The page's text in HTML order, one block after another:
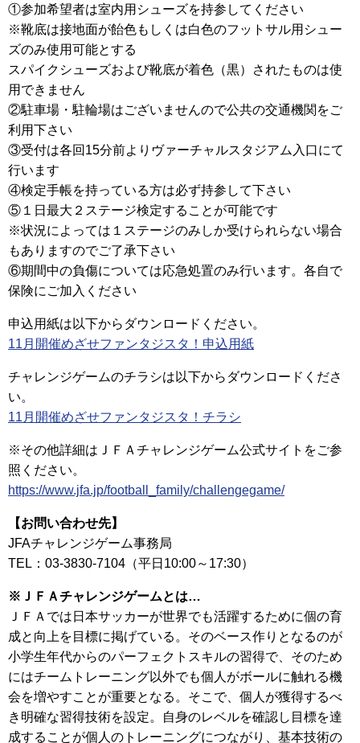
①参加希望者は室内用シューズを持参してください
※靴底は接地面が飴色もしくは白色のフットサル用シュー
ズのみ使用可能とする
スパイクシューズおよび靴底が着色（黒）されたものは使
用できません
②駐車場・駐輪場はございませんので公共の交通機関をご
利用下さい
③受付は各回15分前よりヴァーチャルスタジアム入口にて
行います
④検定手帳を持っている方は必ず持参して下さい
⑤１日最大２ステージ検定することが可能です
※状況によっては１ステージのみしか受けられらない場合
もありますのでご了承下さい
⑥期間中の負傷については応急処置のみ行います。各自で
保険にご加入ください
申込用紙は以下からダウンロードください。
11月開催めざせファンタジスタ！申込用紙
チャレンジゲームのチラシは以下からダウンロードくださ
い。
11月開催めざせファンタジスタ！チラシ
※その他詳細はＪＦＡチャレンジゲーム公式サイトをご参
照ください。
https://www.jfa.jp/football_family/challengegame/
【お問い合わせ先】
JFAチャレンジゲーム事務局
TEL：03-3830-7104（平日10:00～17:30）
※ＪＦＡチャレンジゲームとは…
ＪＦＡでは日本サッカーが世界でも活躍するために個の育
成と向上を目標に掲げている。そのベース作りとなるのが
小学生年代からのパーフェクトスキルの習得で、そのため
にはチームトレーニング以外でも個人がボールに触れる機
会を増やすことが重要となる。そこで、個人が獲得するべ
き明確な習得技術を設定。自身のレベルを確認し目標を達
成することが個人のトレーニングにつながり、基本技術の